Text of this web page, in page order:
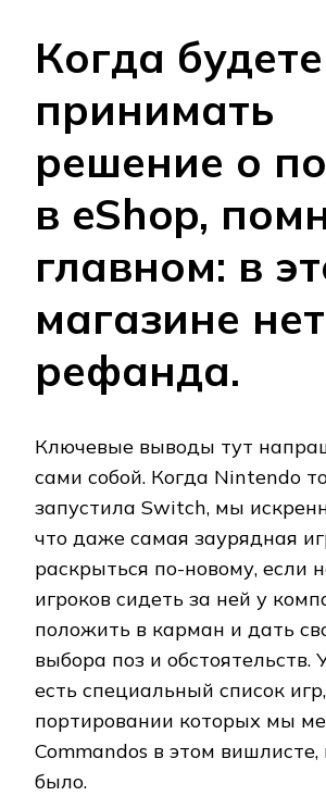
Когда будете
принимать
решение о
в eShop,
главном: в
магазине нет
рефанда.
Ключевые выводы тут
сами собой. Когда Nintendo
запустила Switch, мы
что даже самая заурядная
раскрыться по-новому, если
игроков сидеть за ней у
положить в карман и дать
выбора поз и обстоятельств.
есть специальный список
портировании которых мы
Commandos в этом вишлисте,
было.